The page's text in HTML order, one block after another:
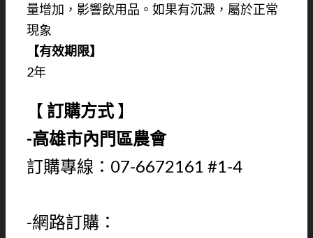
量增加，影響飲用品。如果有沉澱，屬於正常
現象
【有效期限】
2年
【 訂購方式】
-高雄市內門區農會
訂購專線：07-6672161 #1-4
-網路訂購：